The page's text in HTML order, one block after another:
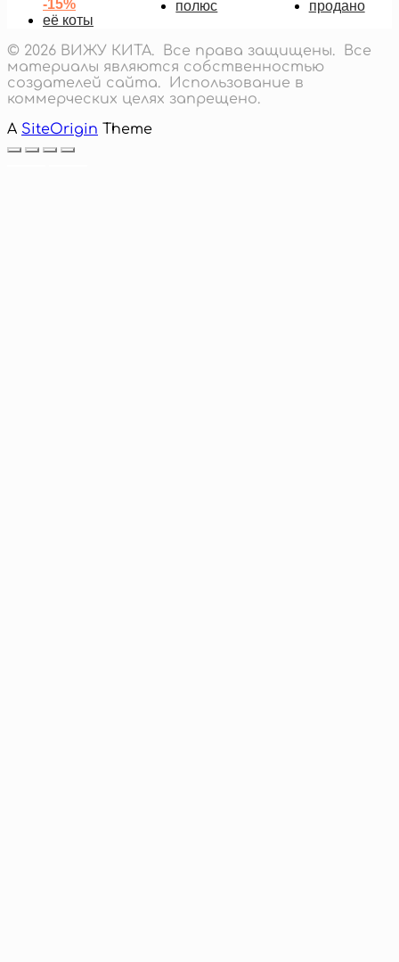
-15%
её коты
полюс
продано
© 2026 ВИЖУ КИТА. Все права защищены. Все
материалы являются собственностью
создателей сайта. Использование в
коммерческих целях запрещено.
A SiteOrigin Theme